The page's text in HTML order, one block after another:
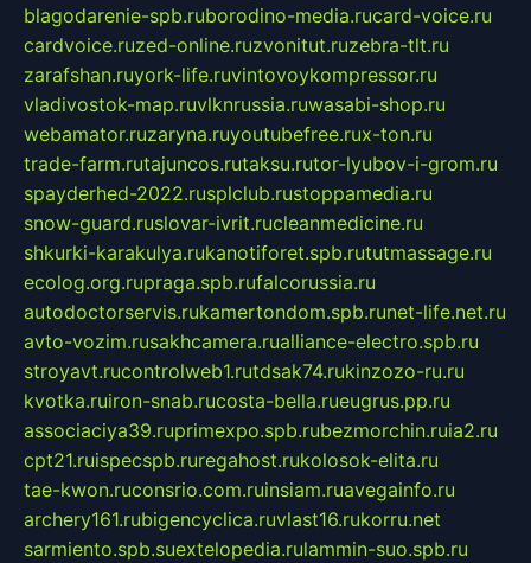
blagodarenie-spb.ruborodino-media.rucard-voice.ru
cardvoice.ruzed-online.ruzvonitut.ruzebra-tlt.ru
zarafshan.ruyork-life.ruvintovoykompressor.ru
vladivostok-map.ruvlknrussia.ruwasabi-shop.ru
webamator.ruzaryna.ruyoutubefree.rux-ton.ru
trade-farm.rutajuncos.rutaksu.rutor-lyubov-i-grom.ru
spayderhed-2022.rusplclub.rustoppamedia.ru
snow-guard.ruslovar-ivrit.rucleanmedicine.ru
shkurki-karakulya.rukanotiforet.spb.rututmassage.ru
ecolog.org.rupraga.spb.rufalcorussia.ru
autodoctorservis.rukamertondom.spb.runet-life.net.ru
avto-vozim.rusakhcamera.rualliance-electro.spb.ru
stroyavt.rucontrolweb1.rutdsak74.rukinzozo-ru.ru
kvotka.ruiron-snab.rucosta-bella.rueugrus.pp.ru
associaciya39.ruprimexpo.spb.rubezmorchin.ruia2.ru
cpt21.ruispecspb.ruregahost.rukolosok-elita.ru
tae-kwon.ruconsrio.com.ruinsiam.ruavegainfo.ru
archery161.rubigencyclica.ruvlast16.rukorru.net
sarmiento.spb.suextelopedia.rulammin-suo.spb.ru